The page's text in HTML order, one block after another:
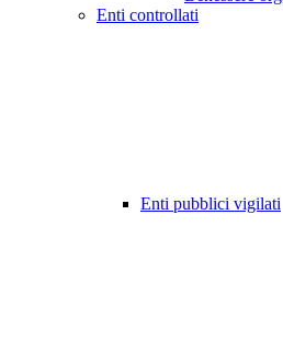
Enti controllati
Enti pubblici vigilati